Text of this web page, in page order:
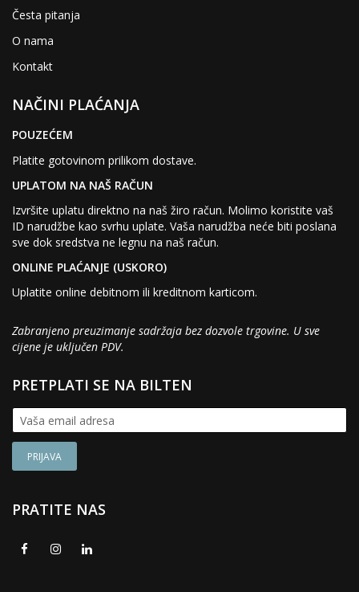
Česta pitanja
O nama
Kontakt
NAČINI PLAĆANJA
POUZEĆEM
Platite gotovinom prilikom dostave.
UPLATOM NA NAŠ RAČUN
Izvršite uplatu direktno na naš žiro račun. Molimo koristite vaš
ID narudžbe kao svrhu uplate. Vaša narudžba neće biti poslana
sve dok sredstva ne legnu na naš račun.
ONLINE PLAĆANJE (USKORO)
Uplatite online debitnom ili kreditnom karticom.
Zabranjeno preuzimanje sadržaja bez dozvole trgovine. U sve
cijene je uključen PDV.
PRETPLATI SE NA BILTEN
PRATITE NAS